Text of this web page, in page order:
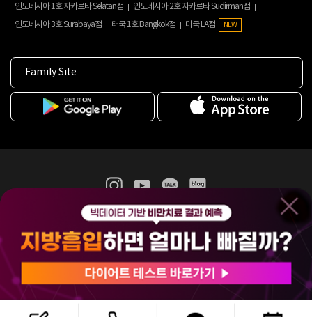
인도네시아 1호 자카르타 Selatan점
인도네시아 2호 자카르타 Sudirman점
인도네시아 3호 Surabaya점
태국 1호 Bangkok점 미국 LA점 NEW
Family Site
365mc 병·의원 이용약관
홈페이지 이용약관
비급여진료수가
(주)365mcㅣ서울특별시 서초구 서초대로52길 7, 3~4층(서초동, 제일빌딩)
120-87-04354ㅣ김남철
COPYRIGHT(C) 2025 365mc. ALL RIGHTS RESERVED.